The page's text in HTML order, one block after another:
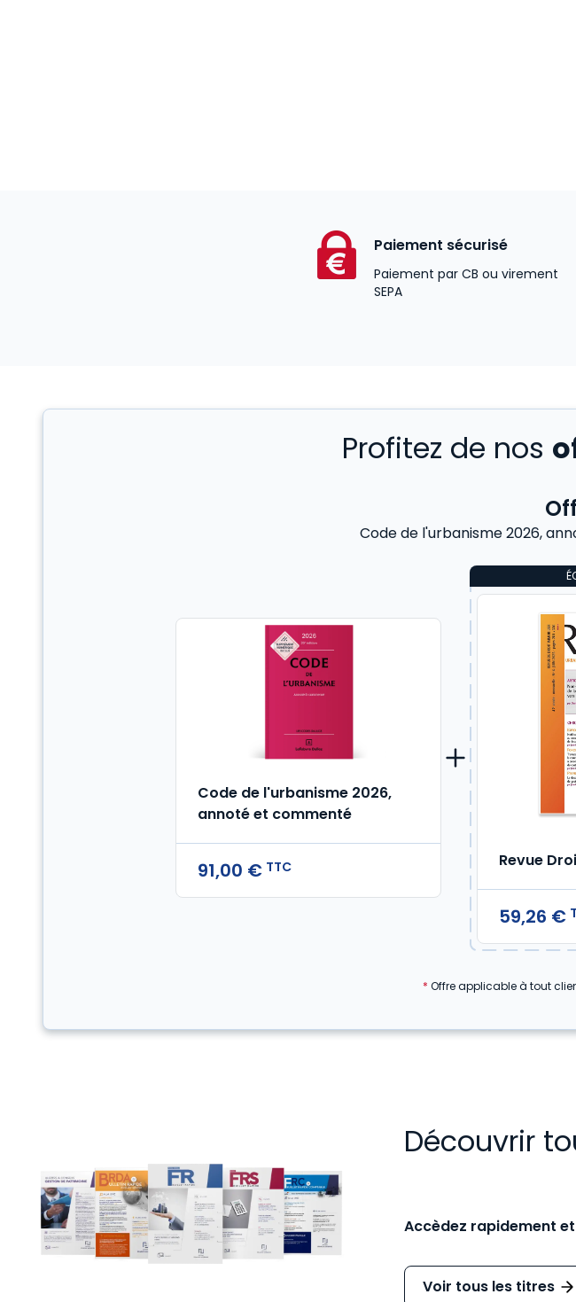
Paiement sécurisé
Paiement par CB ou virement
SEPA
Profitez de nos
Code de l'urbanisme 2026,
Code de l'urbanisme 2026,
annoté et commenté
91,00 € TTC Revue
59,26 €
* Offre applicable à tout
Découvrir
Accèdez rapidement
Voir tous les titres